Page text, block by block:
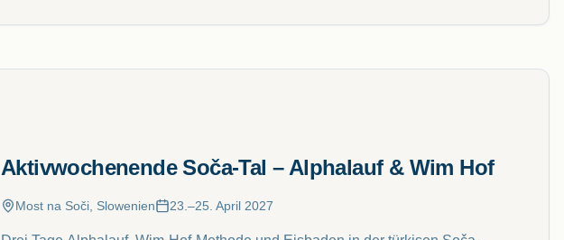
Aktivwochenende Soča-Tal – Alphalauf & Wim Hof
Most na Soči, Slowenien 23.–25. April 2027